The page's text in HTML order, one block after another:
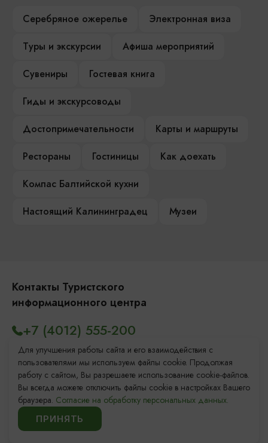
Серебряное ожерелье
Электронная виза
Туры и экскурсии
Афиша мероприятий
Сувениры
Гостевая книга
Гиды и экскурсоводы
Достопримечательности
Карты и маршруты
Рестораны
Гостиницы
Как доехать
Компас Балтийской кухни
Настоящий Калининградец
Музеи
Контакты Туристского
информационного центра
Площадь Победы, 1 Откроется в 09:00
ул. Октябрьская, 2/3 Откроется в 09:00
+7 (4012) 555-200
8 (800) 200-55-39
info@visit-kaliningrad.ru
Для улучшения работы сайта и его взаимодействия с
пользователями мы используем файлы cookie. Продолжая
работу с сайтом, Вы разрешаете использование cookie-файлов.
Вы всегда можете отключить файлы cookie в настройках Вашего
браузера. Согласие на обработку персональных данных.
ПРИНЯТЬ